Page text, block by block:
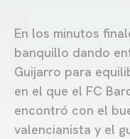
En los minutos
banquillo dando
Guijarro para
en el que el FC
encontró con el
valencianista y el